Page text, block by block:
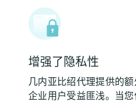
增强了隐私性
几内亚比绍代理提供的
企业用户受益匪浅。当